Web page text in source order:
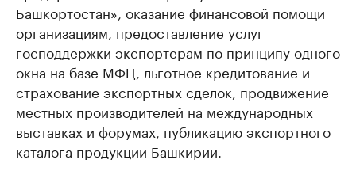
Башкортостан», оказание финансовой помощи
организациям, предоставление услуг
господдержки экспортерам по принципу одного
окна на базе МФЦ, льготное кредитование и
страхование экспортных сделок, продвижение
местных производителей на международных
выставках и форумах, публикацию экспортного
каталога продукции Башкирии.